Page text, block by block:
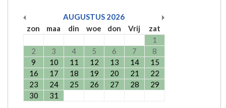
AUGUSTUS 2026
zon
maa din woe don Vrij
zat
1
2
3 4 5 6 7
8
9
10 11 12 13 14
15
16
17 18 19 20 21
22
23
24 25 26 27 28
29
30
31